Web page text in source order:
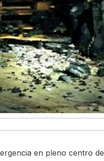
en pleno centro de